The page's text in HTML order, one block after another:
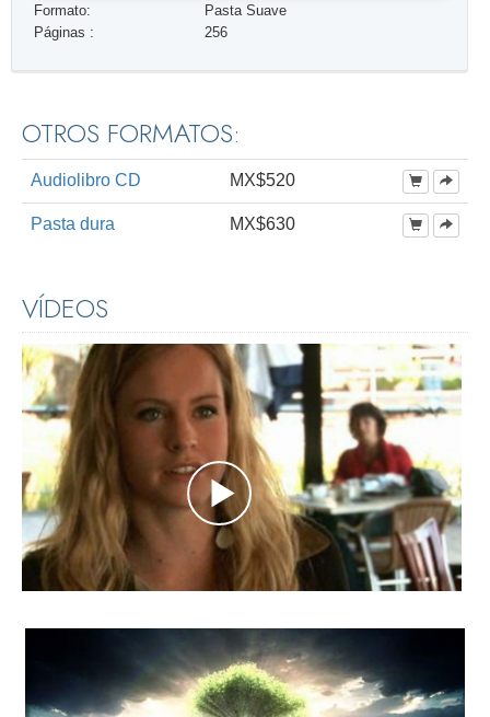
Formato:
Pasta Suave
Páginas :
256
OTROS FORMATOS:
Audiolibro CD MX$520
Pasta dura MX$630
VÍDEOS